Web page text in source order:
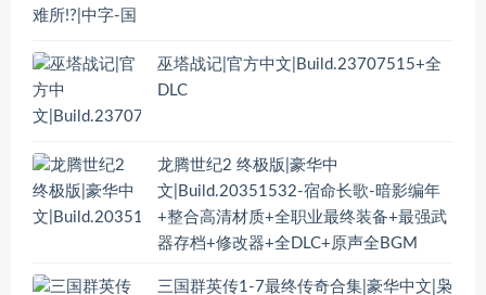
巫塔战记|官方中文|Build.23707515+全
DLC
龙腾世纪2 终极版|豪华中
文|Build.20351532-宿命长歌-暗影编年
+整合高清材质+全职业最终装备+最强武
器存档+修改器+全DLC+原声全BGM
三国群英传1-7最终传奇合集|豪华中文|枭